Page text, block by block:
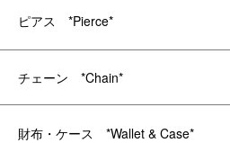
ピアス *Pierce*
チェーン *Chain*
財布・ケース *Wallet & Case*